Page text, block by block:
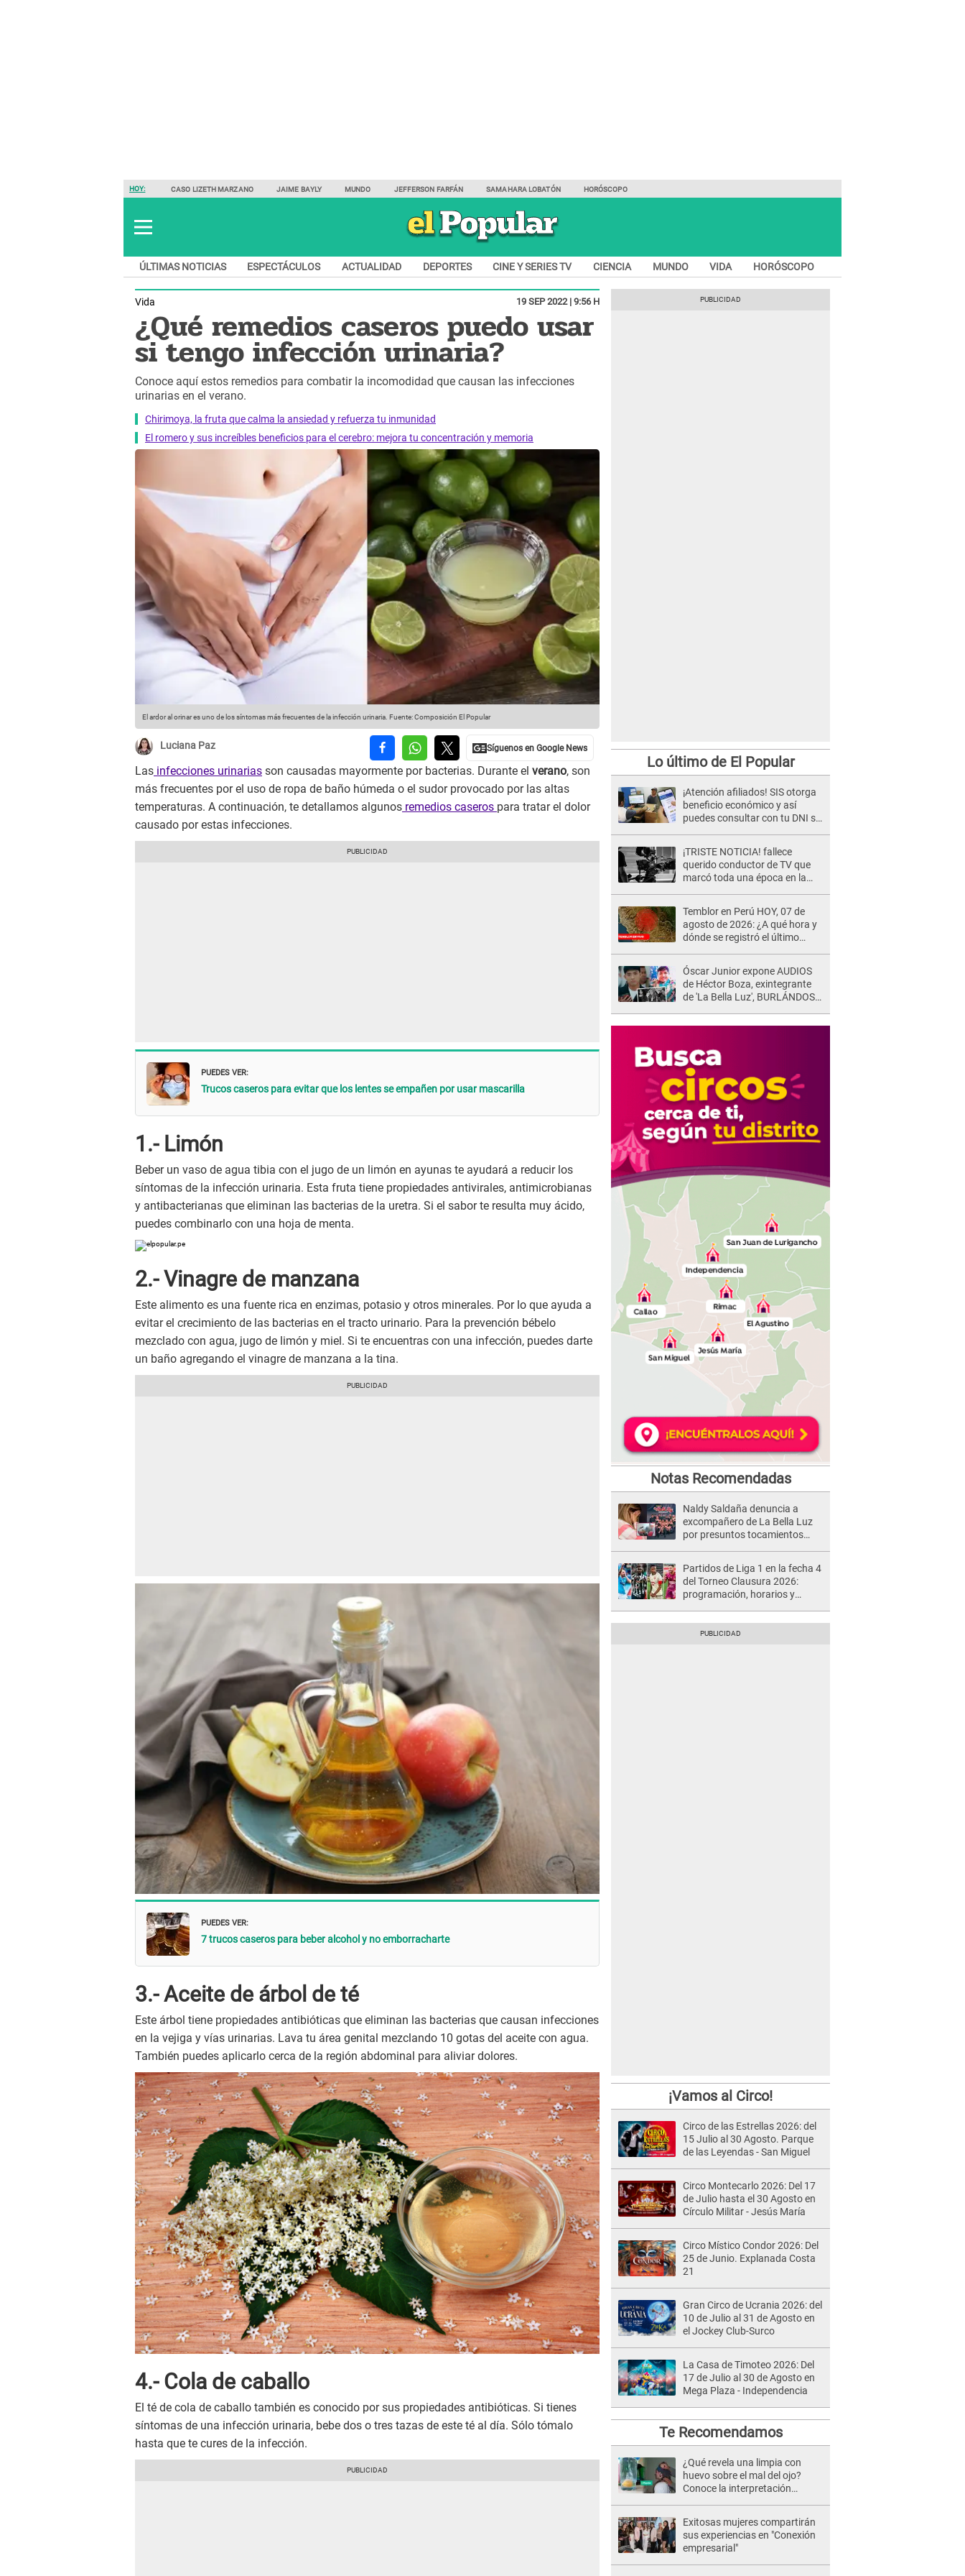
HOY: CASO LIZETH MARZANO JAIME BAYLY MUNDO JEFFERSON FARFÁN SAMAHARA LOBATÓN HORÓSCOPO
ÚLTIMAS NOTICIAS ESPECTÁCULOS ACTUALIDAD DEPORTES CINE Y SERIES TV CIENCIA MUNDO VIDA HORÓSCOPO
Vida 19 SEP 2022 | 9:56 H
¿Qué remedios caseros puedo usar
si tengo infección urinaria?
Conoce aquí estos remedios para combatir la incomodidad que causan las infecciones
urinarias en el verano.
Chirimoya, la fruta que calma la ansiedad y refuerza tu inmunidad
El romero y sus increíbles beneficios para el cerebro: mejora tu concentración y memoria
El ardor al orinar es uno de los síntomas más frecuentes de la infección urinaria. Fuente: Composición El Popular
Luciana Paz
Las infecciones urinarias son causadas mayormente por bacterias. Durante el verano, son
más frecuentes por el uso de ropa de baño húmeda o el sudor provocado por las altas
temperaturas. A continuación, te detallamos algunos remedios caseros para tratar el dolor
causado por estas infecciones.
PUEDES VER:
Trucos caseros para evitar que los lentes se empañen por usar mascarilla
1.- Limón
Beber un vaso de agua tibia con el jugo de un limón en ayunas te ayudará a reducir los
síntomas de la infección urinaria. Esta fruta tiene propiedades antivirales, antimicrobianas
y antibacterianas que eliminan las bacterias de la uretra. Si el sabor te resulta muy ácido,
puedes combinarlo con una hoja de menta.
2.- Vinagre de manzana
Este alimento es una fuente rica en enzimas, potasio y otros minerales. Por lo que ayuda a
evitar el crecimiento de las bacterias en el tracto urinario. Para la prevención bébelo
mezclado con agua, jugo de limón y miel. Si te encuentras con una infección, puedes darte
un baño agregando el vinagre de manzana a la tina.
PUEDES VER:
7 trucos caseros para beber alcohol y no emborracharte
3.- Aceite de árbol de té
Este árbol tiene propiedades antibióticas que eliminan las bacterias que causan infecciones
en la vejiga y vías urinarias. Lava tu área genital mezclando 10 gotas del aceite con agua.
También puedes aplicarlo cerca de la región abdominal para aliviar dolores.
4.- Cola de caballo
El té de cola de caballo también es conocido por sus propiedades antibióticas. Si tienes
síntomas de una infección urinaria, bebe dos o tres tazas de este té al día. Sólo tómalo
hasta que te cures de la infección.
Lo último de El Popular
¡Atención afiliados! SIS otorga
beneficio económico y así
puedes consultar con tu DNI si
¡TRISTE NOTICIA! fallece
querido conductor de TV que
marcó toda una época en la
Temblor en Perú HOY, 07 de
agosto de 2026: ¿A qué hora y
dónde se registró el último
Óscar Junior expone AUDIOS
de Héctor Boza, exintegrante
de 'La Bella Luz', BURLÁNDOSE
Notas Recomendadas
Naldy Saldaña denuncia a
excompañero de La Bella Luz
por presuntos tocamientos
Partidos de Liga 1 en la fecha 4
del Torneo Clausura 2026:
programación, horarios y
¡Vamos al Circo!
Circo de las Estrellas 2026: del
15 Julio al 30 Agosto. Parque
de las Leyendas - San Miguel
Circo Montecarlo 2026: Del 17
de Julio hasta el 30 Agosto en
Círculo Militar - Jesús María
Circo Místico Condor 2026: Del
25 de Junio. Explanada Costa
21
Gran Circo de Ucrania 2026: del
10 de Julio al 31 de Agosto en
el Jockey Club-Surco
La Casa de Timoteo 2026: Del
17 de Julio al 30 de Agosto en
Mega Plaza - Independencia
Te Recomendamos
¿Qué revela una limpia con
huevo sobre el mal del ojo?
Conoce la interpretación
Exitosas mujeres compartirán
sus experiencias en "Conexión
empresarial"